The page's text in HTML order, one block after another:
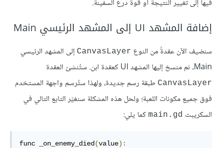
فيها إلى تغيير النتيجة أو قوة درع السفينة.
إضافة المشهد UI إلى المشهد الرئيسي Main
سنضيف الآن عقدةً من النوع CanvasLayer إلى المشهد الرئيسي
Main، ثم منسخ إليها المشهد UI كعقدة ابن. ستُنشئ العقدة
CanvasLayer طبقة رسم جديدة، ولهذا ستُرسم واجهة المستخدم
فوق جميع مكونات اللعبة؛ ولحل هذه المشكلة سنغيّر التابع التالي في
السكريبت main.gd كما يلي:
func _on_enemy_died(value):